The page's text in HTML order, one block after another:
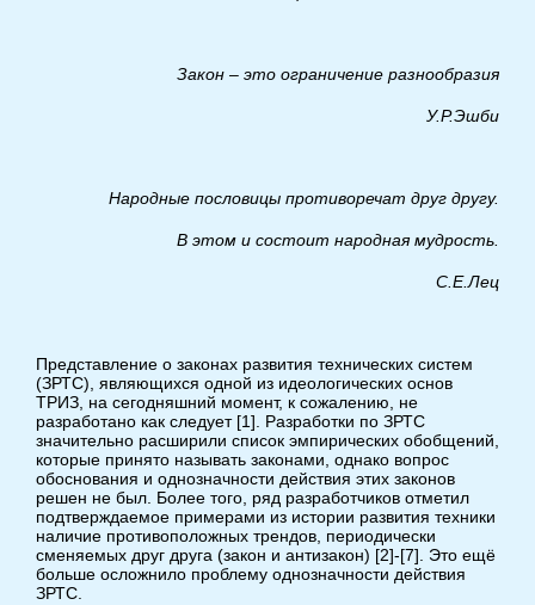
Закон – это ограничение разнообразия
У.Р.Эшби
Народные пословицы противоречат друг другу.
В этом и состоит народная мудрость.
С.Е.Лец
Представление о законах развития технических систем
(ЗРТС), являющихся одной из идеологических основ
ТРИЗ, на сегодняшний момент, к сожалению, не
разработано как следует [1]. Разработки по ЗРТС
значительно расширили список эмпирических обобщений,
которые принято называть законами, однако вопрос
обоснования и однозначности действия этих законов
решен не был. Более того, ряд разработчиков отметил
подтверждаемое примерами из истории развития техники
наличие противоположных трендов, периодически
сменяемых друг друга (закон и антизакон) [2]-[7]. Это ещё
больше осложнило проблему однозначности действия
ЗРТС.